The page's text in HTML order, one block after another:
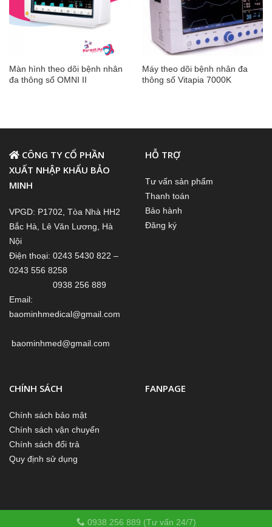
Màn hình theo dõi bệnh nhân
đa thông số OMNI II
Máy theo dõi bệnh nhân đa
thông số Vitapia 7000K
CÔNG TY CỔ PHẦN
XUẤT NHẬP KHẨU BẢO
MINH
VPGD: P1702, Tòa Nhà HH2
Bắc Hà, Lê Văn Lương, Hà
Nội
Điện thoại: 0243 5430 822 –
0243 556 8258
0938 256 889
Email:
baominhmedical@gmail.com
baominhmed@gmail.com
HỖ TRỢ
Tư vấn sản phẩm
Thanh toán
Bảo hành
Đăng ký
CHÍNH SÁCH
Chính sách bảo mật
Chính sách vận chuyển
Chính sách đổi trả
Quy định sử dụng
FANPAGE
0938 256 889 (Tư vấn 24/7)